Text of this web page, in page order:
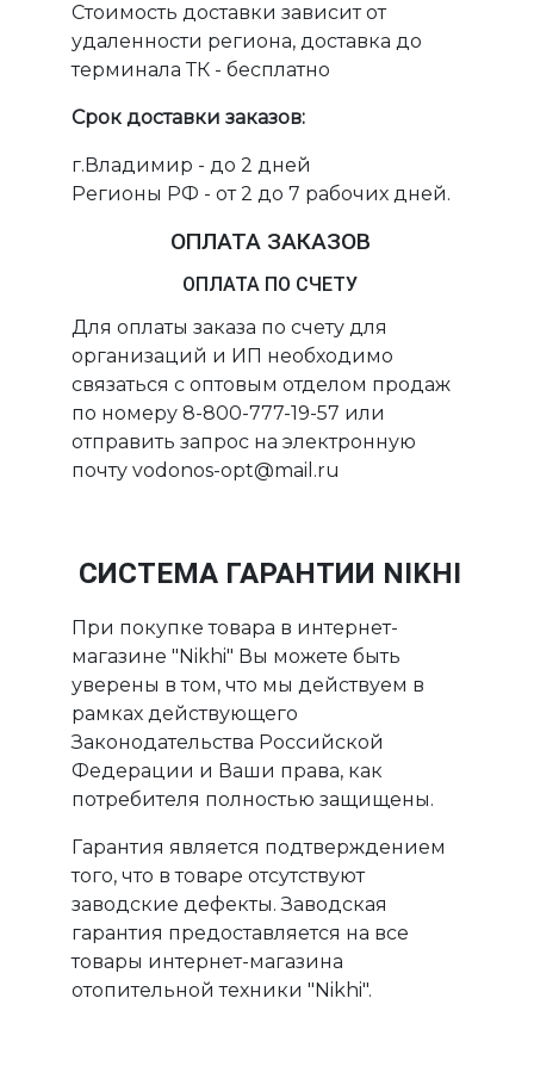
Стоимость доставки зависит от
удаленности региона, доставка до
терминала ТК - бесплатно
Срок доставки заказов:
г.Владимир - до 2 дней
Регионы РФ - от 2 до 7 рабочих дней.
ОПЛАТА ЗАКАЗОВ
ОПЛАТА ПО СЧЕТУ
Для оплаты заказа по счету для
организаций и ИП необходимо
связаться с оптовым отделом продаж
по номеру 8-800-777-19-57 или
отправить запрос на электронную
почту vodonos-opt@mail.ru
СИСТЕМА ГАРАНТИИ NIKHI
При покупке товара в интернет-
магазине "Nikhi" Вы можете быть
уверены в том, что мы действуем в
рамках действующего
Законодательства Российской
Федерации и Ваши права, как
потребителя полностью защищены.
Гарантия является подтверждением
того, что в товаре отсутствуют
заводские дефекты. Заводская
гарантия предоставляется на все
товары интернет-магазина
отопительной техники "Nikhi".